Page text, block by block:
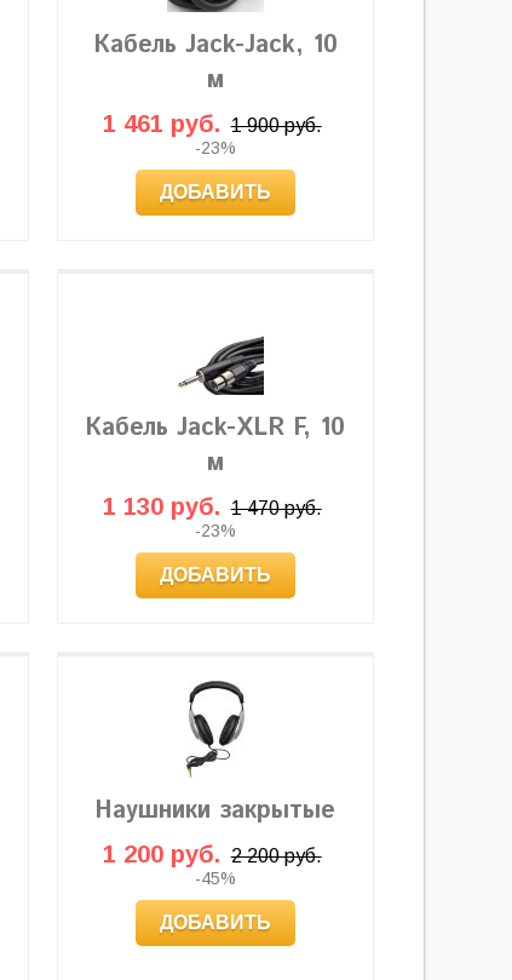
Кабель Jack-Jack, 10
м
1 461 руб. 1 900 руб.
-23%
ДОБАВИТЬ
Кабель Jack-XLR F, 10
м
1 130 руб. 1 470 руб.
-23%
ДОБАВИТЬ
Наушники закрытые
1 200 руб. 2 200 руб.
-45%
ДОБАВИТЬ